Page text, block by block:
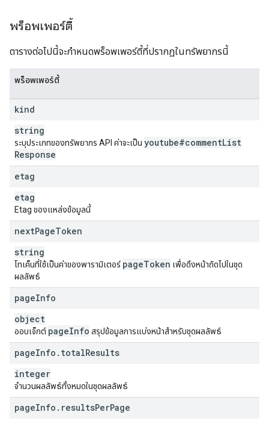
พร็อพเพอร์ตี้
ตารางต่อไปนี้จะกำหนดพร็อพเพอร์ตี้ที่ปรากฏในทรัพยากรนี้
พร็อพเพอร์ตี้
kind
string
ระบุประเภทของทรัพยากร API ค่าจะเป็น youtube#commentList
Response
etag
etag
Etag ของแหล่งข้อมูลนี้
nextPageToken
string
โทเค็นที่ใช้เป็นค่าของพารามิเตอร์pageToken เพื่อดึงหน้าถัดไปในชุด
ผลลัพธ์
pageInfo
object
ออบเจ็กต์ pageInfo สรุปข้อมูลการแบ่งหน้าสำหรับชุดผลลัพธ์
pageInfo . totalResults
integer
จำนวนผลลัพธ์ทั้งหมดในชุดผลลัพธ์
pageInfo . resultsPerPage